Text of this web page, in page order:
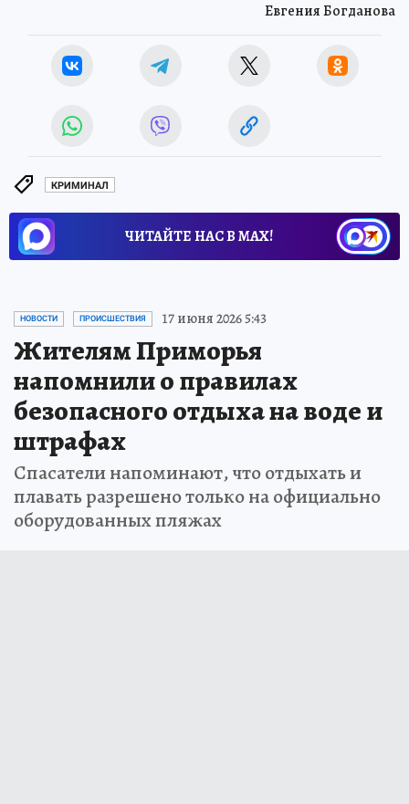
Евгения Богданова
КРИМИНАЛ
ЧИТАЙТЕ НАС В МАХ!
НОВОСТИ ПРОИСШЕСТВИЯ 17 июня 2026 5:43
Жителям Приморья
напомнили о правилах
безопасного отдыха на воде и
штрафах
Спасатели напоминают, что отдыхать и
плавать разрешено только на официально
оборудованных пляжах